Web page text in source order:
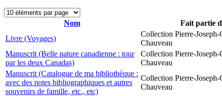
Nom
Fait partie
Livre (Voyages)
Collection Pierre-
Chauveau
Manuscrit (Belle nature canadienne : tour
par les deux Canadas)
Collection Pierre-
Chauveau
Manuscrit (Catalogue de ma bibliothèque :
avec des notes bibliographiques et autres
souvenirs de famille, etc., etc)
Collection Pierre-
Chauveau